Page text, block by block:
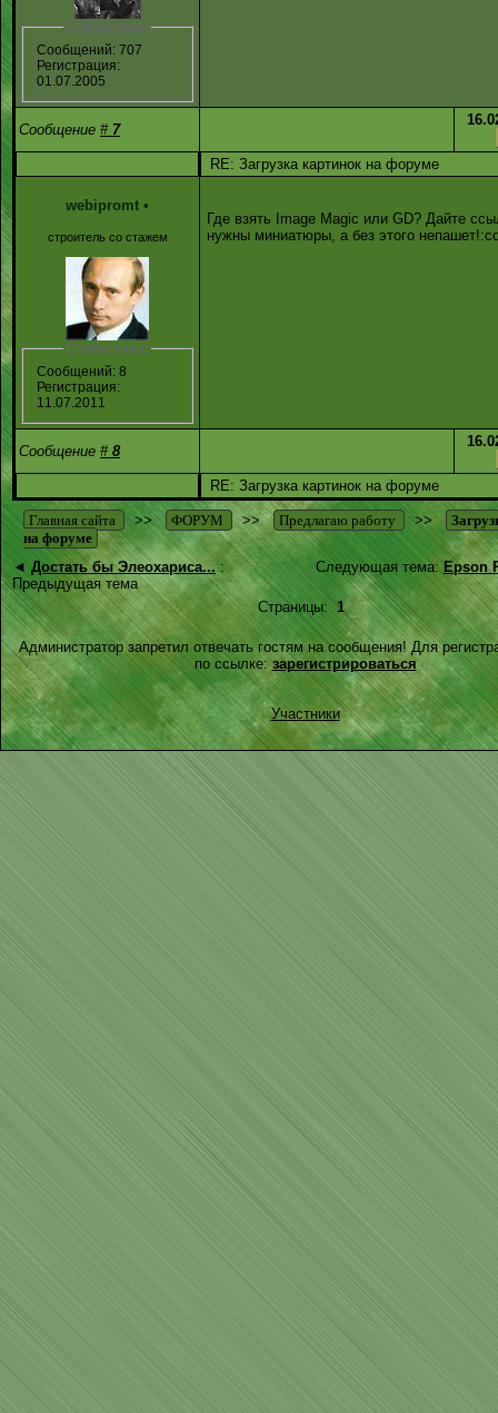
Статистика:
Сообщений: 707
Регистрация:
01.07.2005
Сообщение # 7
RE: Загрузка картинок на форуме
webipromt •
строитель со стажем
Статистика:
Сообщений: 8
Регистрация:
11.07.2011
Где взять Image Magic или GD? Дайте
нужны миниатюры, а без этого
Сообщение # 8
RE: Загрузка картинок на форуме
Главная сайта >> ФОРУМ >> Предлагаю работу >>
на форуме
◄ Достать бы Элеохариса...:
Предыдущая тема
Следующая тема:Epson
Страницы:1
Администратор запретил отвечать гостям на сообщения! Для
по ссылке:зарегистрироваться
Участники